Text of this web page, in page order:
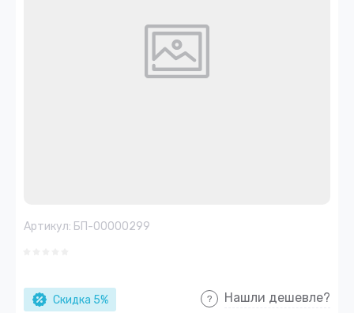
Артикул: БП-00000299
Скидка 5% Нашли дешевле?